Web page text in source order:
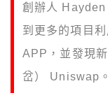
創辦人 Hayden
到更多的項目
APP，並發現
岔） Uniswap。